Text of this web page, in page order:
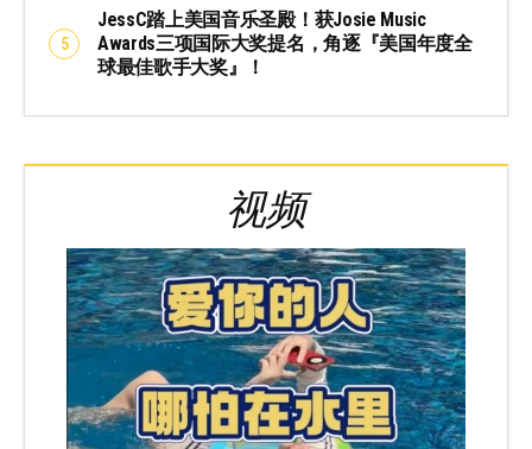
JessC踏上美国音乐圣殿！获Josie Music
Awards三项国际大奖提名，角逐『美国年度全
球最佳歌手大奖』！
视频